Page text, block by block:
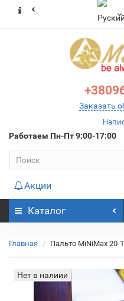
Заказать
Работаем Пн-Пт 9:00-17:00
Акции
Каталог
Главная Пальто MiNiMax 20-
Нет в налиии